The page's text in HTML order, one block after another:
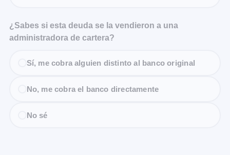
¿Sabes si esta deuda se la vendieron a una
administradora de cartera?
Sí, me cobra alguien distinto al banco original
No, me cobra el banco directamente
No sé